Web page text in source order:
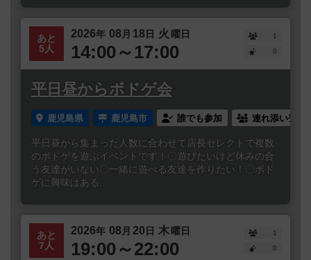
あと
5人
2026年 08 月 18日 火 曜日
14:00～17:00
1
0
平日昼からボドゲ会
鹿児島県 鹿児島市 誰でも参加 連れ添い登録
平日昼から集まった人数に合わせて店長セレクトで複数
のボドゲを遊ぶイベントです！〇遊びたいけど休みの合
う友達がいない〇一緒に遊べる友達を作りたい！〇ボド
ゲに興味はある...
あと
7人
2026年 08 月 20日 木曜日
19:00～22:00
1
0